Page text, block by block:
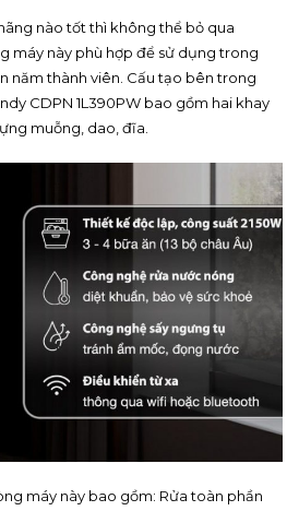
nào tốt thì không thể bỏ qua
máy này phù hợp để sử dụng trong
năm thành viên. Cấu tạo bên trong
CDPN 1L390PW bao gồm hai khay
muỗng, dao, đĩa.
máy này bao gồm: Rửa toàn phần